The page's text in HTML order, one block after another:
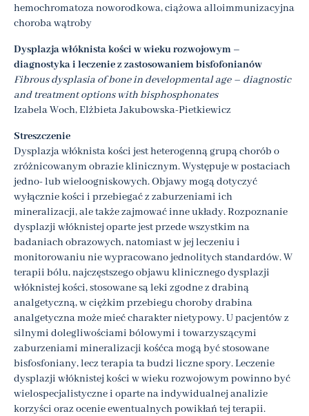
hemochromatoza noworodkowa, ciążowa alloimmunizacyjna
choroba wątroby
Dysplazja włóknista kości w wieku rozwojowym –
diagnostyka i leczenie z zastosowaniem bisfofonianów
Fibrous dysplasia of bone in developmental age – diagnostic
and treatment options with bisphosphonates
Izabela Woch, Elżbieta Jakubowska-Pietkiewicz
Streszczenie
Dysplazja włóknista kości jest heterogenną grupą chorób o
zróżnicowanym obrazie klinicznym. Występuje w postaciach
jedno- lub wieloogniskowych. Objawy mogą dotyczyć
wyłącznie kości i przebiegać z zaburzeniami ich
mineralizacji, ale także zajmować inne układy. Rozpoznanie
dysplazji włóknistej oparte jest przede wszystkim na
badaniach obrazowych, natomiast w jej leczeniu i
monitorowaniu nie wypracowano jednolitych standardów. W
terapii bólu, najczęstszego objawu klinicznego dysplazji
włóknistej kości, stosowane są leki zgodne z drabiną
analgetyczną, w ciężkim przebiegu choroby drabina
analgetyczna może mieć charakter nietypowy. U pacjentów z
silnymi dolegliwościami bólowymi i towarzyszącymi
zaburzeniami mineralizacji kośćca mogą być stosowane
bisfosfoniany, lecz terapia ta budzi liczne spory. Leczenie
dysplazji włóknistej kości w wieku rozwojowym powinno być
wielospecjalistyczne i oparte na indywidualnej analizie
korzyści oraz ocenie ewentualnych powikłań tej terapii.